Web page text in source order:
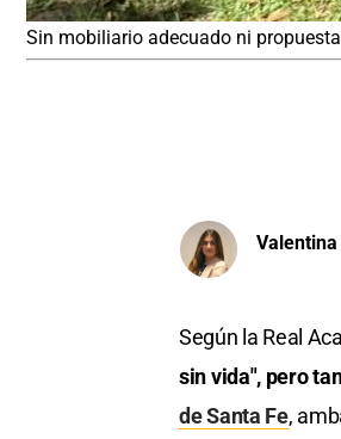
Sin mobiliario adecuado ni
Según la Real
sin vida", pero
de Santa Fe,